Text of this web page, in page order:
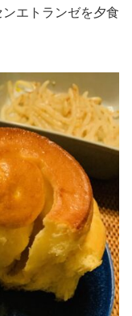
エトランゼを夕食